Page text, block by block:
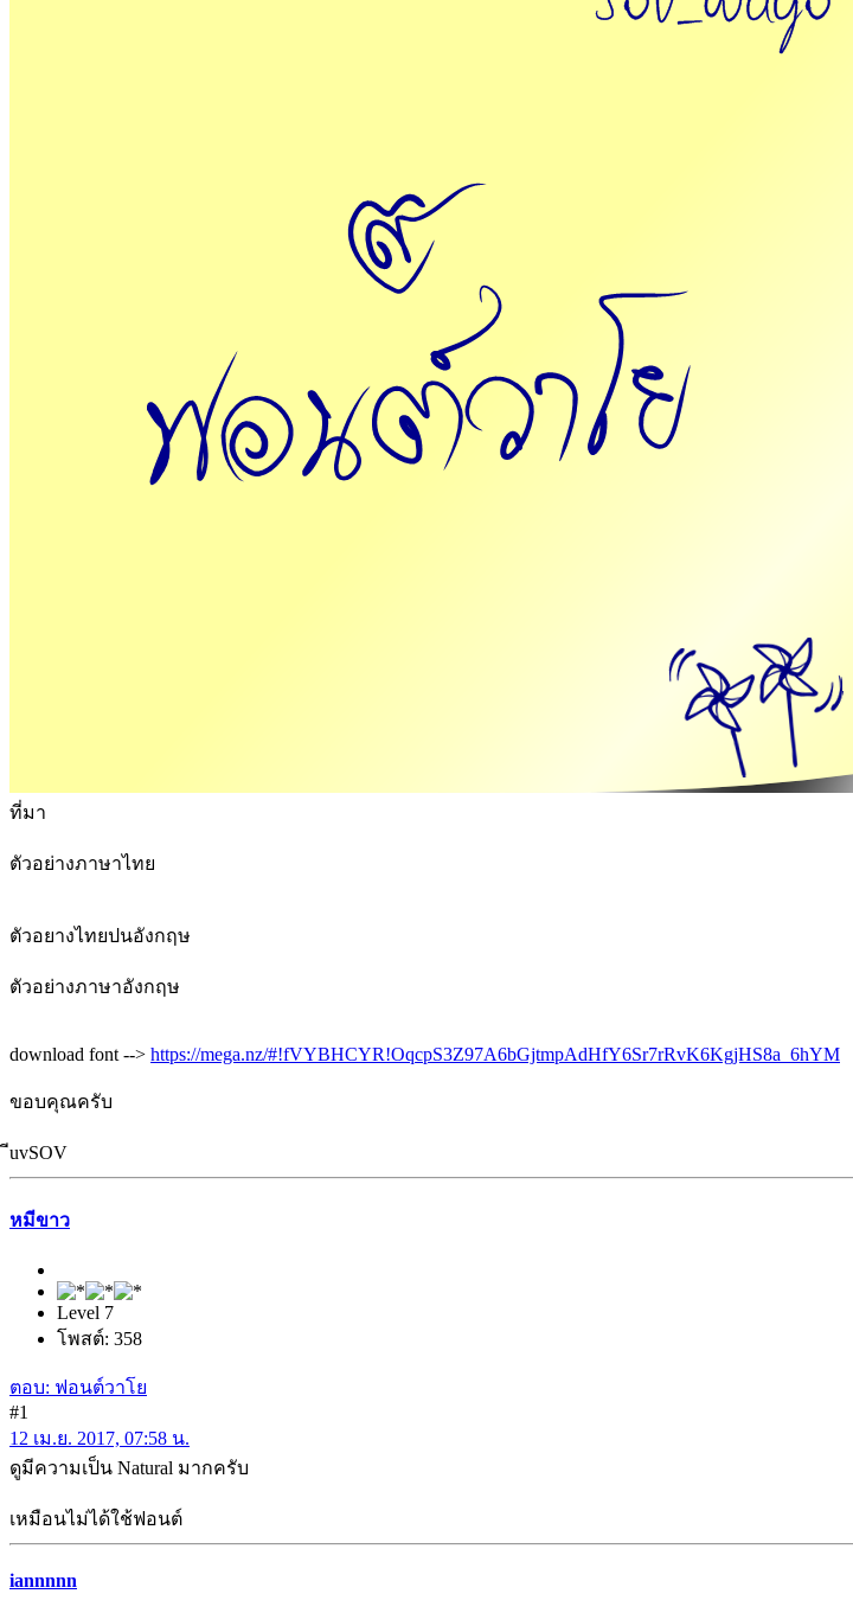
ที่มา
ตัวอย่างภาษาไทย
ตัวอยางไทยปนอังกฤษ
ตัวอย่างภาษาอังกฤษ
download font --> https://mega.nz/#!fVYBHCYR!OqcpS3Z97A6bGjtmpAdHfY6Sr7rRvK6KgjHS8a_6hYM
ขอบคุณครับ
ีuvSOV
หมีขาว
Level 7
โพสต์: 358
ตอบ: ฟอนต์วาโย
#1
12 เม.ย. 2017, 07:58 น.
ดูมีความเป็น Natural มากครับ
เหมือนไม่ได้ใช้ฟอนต์
iannnnn